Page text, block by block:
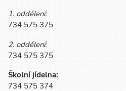
1. oddělení:
734 575 375
2. oddělení:
734 575 375
Školní jídelna:
734 575 374